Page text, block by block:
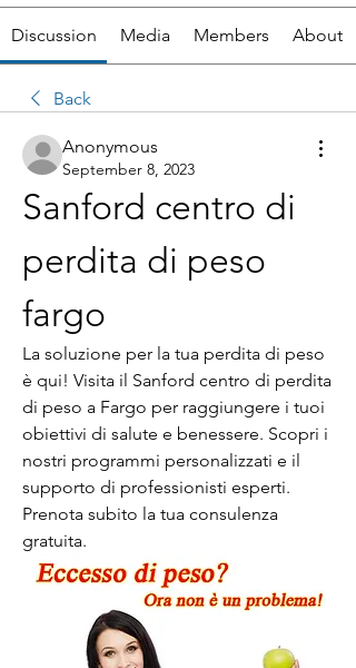
Discussion Media Members About
Back
Anonymous
September 8, 2023
Sanford centro di
perdita di peso
fargo
La soluzione per la tua perdita di peso
è qui! Visita il Sanford centro di perdita
di peso a Fargo per raggiungere i tuoi
obiettivi di salute e benessere. Scopri i
nostri programmi personalizzati e il
supporto di professionisti esperti.
Prenota subito la tua consulenza
gratuita.